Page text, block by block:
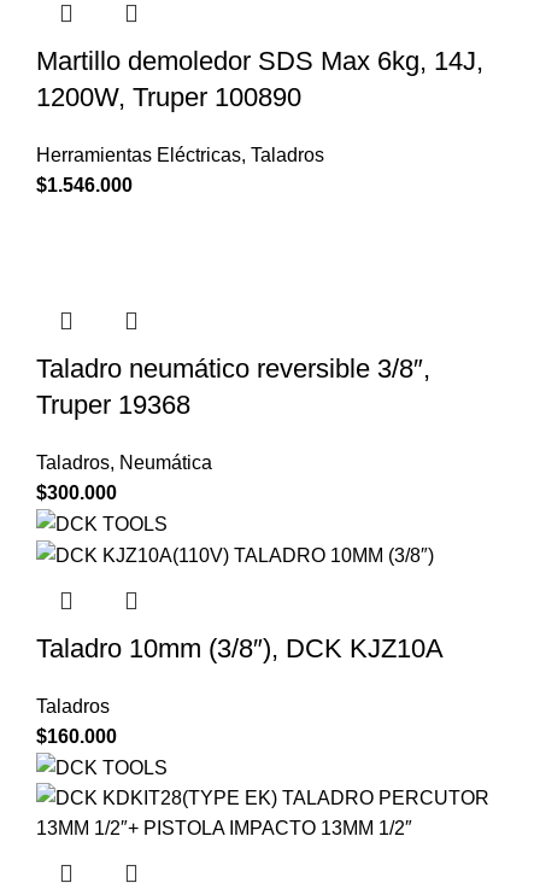
Martillo demoledor SDS Max 6kg, 14J,
1200W, Truper 100890
Herramientas Eléctricas, Taladros
$1.546.000
Taladro neumático reversible 3/8″,
Truper 19368
Taladros, Neumática
$300.000
Taladro 10mm (3/8″), DCK KJZ10A
Taladros
$160.000